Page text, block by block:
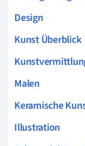
Design
Kunst Überblick
Malen
Keramische
Illustration